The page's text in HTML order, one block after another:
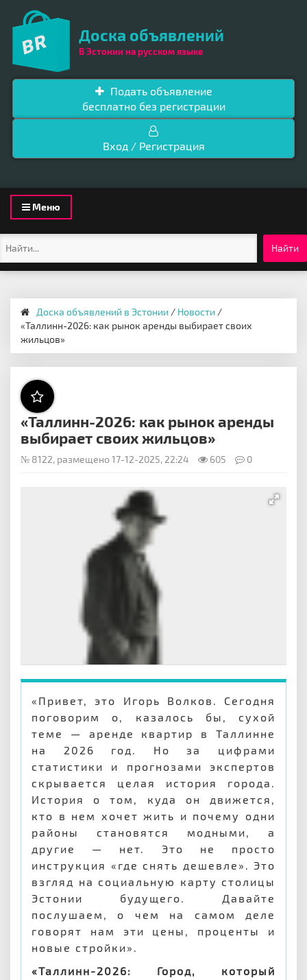
Доска объявлений
В Эстонии на русском языке
Подать объявление
бесплатно без регистрации
Вход / Регистрация
Toggle
navigation
Меню
Найти
Доска объявлений в Эстонии / Новости /
«Таллинн-2026: как рынок аренды выбирает своих
жильцов»
«Таллинн-2026: как рынок аренды
выбирает своих жильцов»
№ 8122, размещено 17-12-2025, 22:24 605 0
«Привет, это Игорь Волков. Сегодня
поговорим о, казалось бы, сухой
теме — аренде квартир в Таллинне
на 2026 год. Но за цифрами
статистики и прогнозами экспертов
скрывается целая история города.
История о том, куда он движется,
кто в нем хочет жить и почему одни
районы становятся модными, а
другие — нет. Это не просто
инструкция «где снять дешевле». Это
взгляд на социальную карту столицы
Эстонии будущего. Давайте
послушаем, о чем на самом деле
говорят нам эти цены, проценты и
новые стройки».
«Таллинн-2026: Город, который